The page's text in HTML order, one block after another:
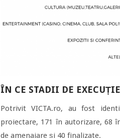
ÎN CE STADII DE
Potrivit VICTA.ro, au fost
proiectare, 171 în autorizare, 68
de amenajare și 40 finalizate.